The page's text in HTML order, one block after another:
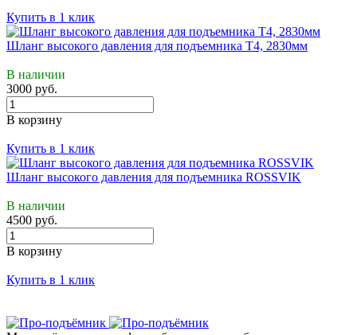
Купить в 1 клик
Шланг высокого давления для подъемника Т4, 2830мм
В наличии
3000 руб.
В корзину
Купить в 1 клик
Шланг высокого давления для подъемника ROSSVIK
В наличии
4500 руб.
В корзину
Купить в 1 клик